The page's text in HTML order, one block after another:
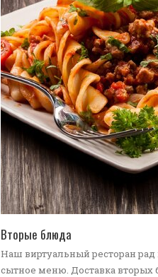
Вторые блюда
Наш виртуальный ресторан
сытное меню. Доставка